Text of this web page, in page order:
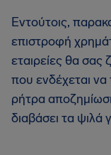
Εντούτοις,
επιστροφή
εταιρείες θα
που ενδέχεται
ρήτρα
διαβάσει τα